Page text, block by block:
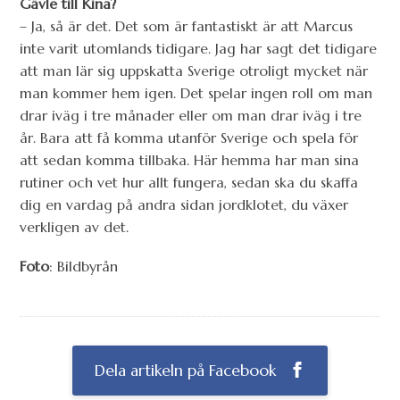
Gävle till Kina?
– Ja, så är det. Det som är fantastiskt är att Marcus
inte varit utomlands tidigare. Jag har sagt det tidigare
att man lär sig uppskatta Sverige otroligt mycket när
man kommer hem igen. Det spelar ingen roll om man
drar iväg i tre månader eller om man drar iväg i tre
år. Bara att få komma utanför Sverige och spela för
att sedan komma tillbaka. Här hemma har man sina
rutiner och vet hur allt fungera, sedan ska du skaffa
dig en vardag på andra sidan jordklotet, du växer
verkligen av det.
Foto: Bildbyrån
Dela artikeln på Facebook